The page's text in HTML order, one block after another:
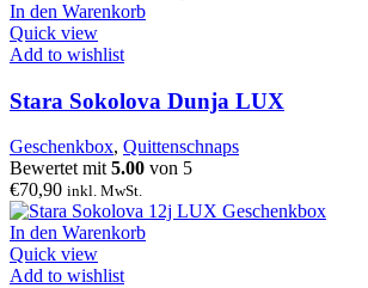
In den Warenkorb
Quick view
Add to wishlist
Stara Sokolova Dunja LUX
Geschenkbox, Quittenschnaps
Bewertet mit5.00 von 5
€70,90 inkl. MwSt.
In den Warenkorb
Quick view
Add to wishlist